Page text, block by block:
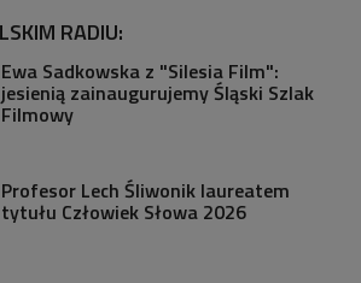
RADIU:
Ewa Sadkowska z "Silesia Film":
jesienią zainaugurujemy Śląski Szlak
Filmowy
Profesor Lech Śliwonik laureatem
tytułu Człowiek Słowa 2026